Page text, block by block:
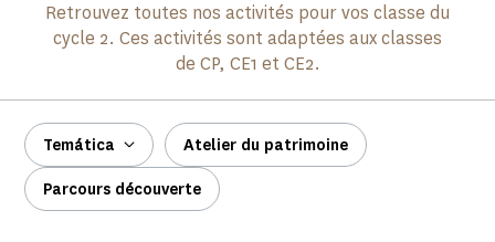
Retrouvez toutes nos activités pour vos classe du
cycle 2. Ces activités sont adaptées aux classes
de CP, CE1 et CE2.
Temática Atelier du patrimoine
Parcours découverte